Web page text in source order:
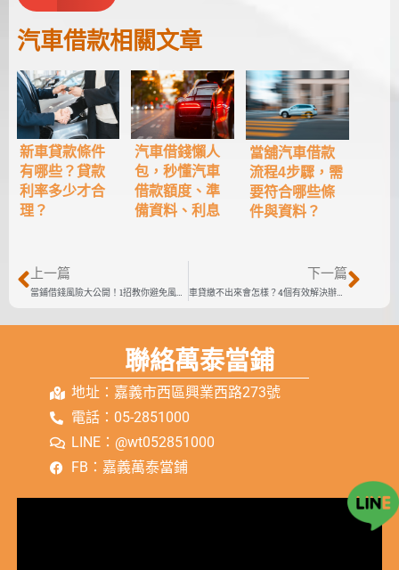
汽車借款相關文章
新車貸款條件
有哪些？貸款
利率多少才合
理？
汽車借錢懶人
包，秒懂汽車
借款額度、準
備資料、利息
當舖汽車借款
流程4步驟，需
要符合哪些條
件與資料？
上一篇
當鋪借錢風險大公開！1招教你避免風險、安全周轉
下一篇
聯絡萬泰當鋪
地址：嘉義市西區興業西路273號
電話：05-2851000
LINE：@wt052851000
FB：嘉義萬泰當鋪